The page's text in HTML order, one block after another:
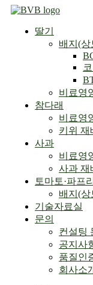
Skip
content
딸기
배지(상
비료영
참다래
비료영
키위 재
사과
비료영
사과 재
토마토·파프
배지(상
기술자료실
문의
컨설팅
공지사
품질인
회사소